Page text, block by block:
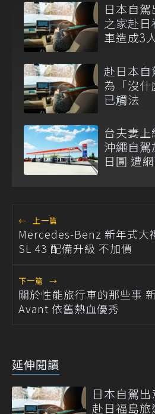
日本自
之家赴
車造成3
赴日本自
為「沒
已觸法
台夫妻
沖繩自
日圓 遭
← 上一篇
Mercedes-Benz 新年式大
SL 43 配備升級 不加價
下一篇 →
關於性能旅行車的那些事
Avant 依舊熱血優秀
延伸閱讀
日本自駕
赴日福島